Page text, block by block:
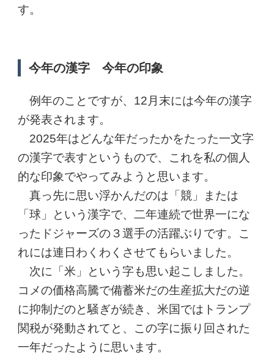
す。
今年の漢字 今年の印象
例年のことですが、12月末には今年の漢字
が発表されます。
2025年はどんな年だったかをたった一文字
の漢字で表すというもので、これを私の個人
的な印象でやってみようと思います。
真っ先に思い浮かんだのは「競」または
「球」という漢字で、二年連続で世界一にな
ったドジャーズの３選手の活躍ぶりです。こ
れには連日わくわくさせてもらいました。
次に「米」という字も思い起こしました。
コメの価格高騰で備蓄米だの生産拡大だの逆
に抑制だのと騒ぎが続き、米国ではトランプ
関税が発動されてと、この字に振り回された
一年だったように思います。